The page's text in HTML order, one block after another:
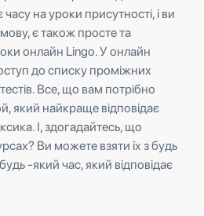
на уроки присутності, і ви
є також просте та
онлайн Lingo. У онлайн
до списку проміжних
Все, що вам потрібно
який найкраще відповідає
І, здогадайтесь, що
Ви можете взяти їх з будь
-який час, який відповідає